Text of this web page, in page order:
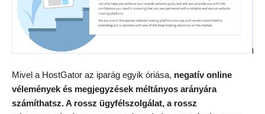
Mivel a HostGator az iparág egyik óriása, negatív online
vélemények és megjegyzések méltányos arányára
számíthatsz. A rossz ügyfélszolgálat, a rossz